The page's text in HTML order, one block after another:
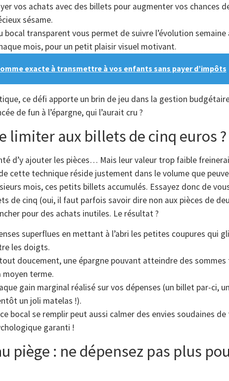
vos achats avec des billets pour augmenter vos chances
sésame.
bocal transparent vous permet de suivre l’évolution semaine
mois, pour un petit plaisir visuel motivant.
exacte à transmettre à vos enfants sans payer d’impôts
ce défi apporte un brin de jeu dans la gestion
de fun à l’épargne, qui l’aurait cru ?
limiter aux billets de cinq euros ?
d’y ajouter les pièces… Mais leur valeur trop faible
cette technique réside justement dans le volume que
mois, ces petits billets accumulés. Essayez donc de
de cinq (oui, il faut parfois savoir dire non aux pièces de
pour des achats inutiles. Le résultat ?
superflues en mettant à l’abri les petites coupures qui
les doigts.
doucement, une épargne pouvant atteindre des sommes
moyen terme.
gain marginal réalisé sur vos dépenses (un billet par-ci,
un joli matelas !).
bocal se remplir peut aussi calmer des envies soudaines
garanti !
piège : ne dépensez pas plus